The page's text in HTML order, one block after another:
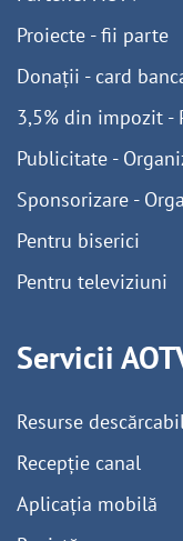
Proiecte - fii parte
Donații - card
3,5% din impozit -
Publicitate -
Sponsorizare -
Pentru biserici
Pentru televiziuni
Servicii
Resurse
Recepție canal
Aplicația mobilă